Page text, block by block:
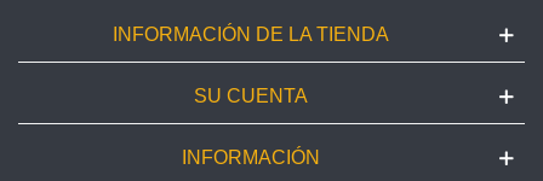
INFORMACIÓN DE LA TIENDA
SU CUENTA
INFORMACIÓN